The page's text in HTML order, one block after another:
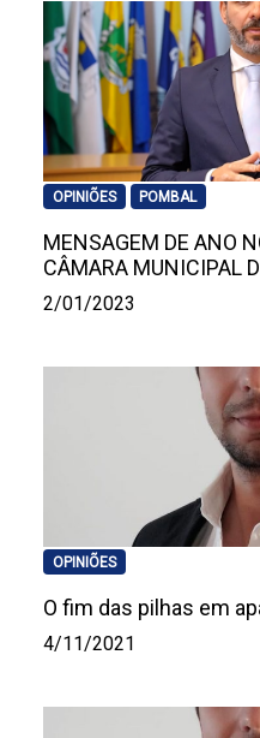
OPINIÕES POMBAL
MENSAGEM DE ANO
CÂMARA MUNICIPAL
2/01/2023
OPINIÕES
O fim das pilhas em
4/11/2021